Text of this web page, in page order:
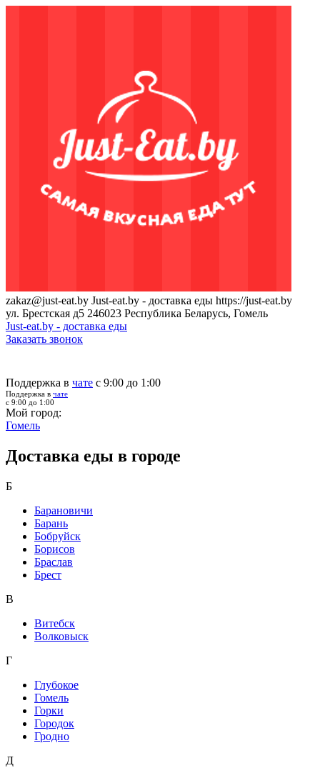
zakaz@just-eat.by Just-eat.by - доставка еды https://just-eat.by
ул. Брестская д5 246023 Республика Беларусь, Гомель
Just-eat.by - доставка еды
Заказать звонок
Поддержка в чате с 9:00 до 1:00
Поддержка в чате
с 9:00 до 1:00
Мой город:
Гомель
Доставка еды в городе
Б
Барановичи
Барань
Бобруйск
Борисов
Браслав
Брест
В
Витебск
Волковыск
Г
Глубокое
Гомель
Горки
Городок
Гродно
Д